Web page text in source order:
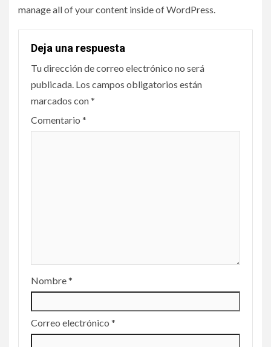
manage all of your content inside of WordPress.
Deja una respuesta
Tu dirección de correo electrónico no será
publicada. Los campos obligatorios están
marcados con*
Comentario *
Nombre*
Correo electrónico *